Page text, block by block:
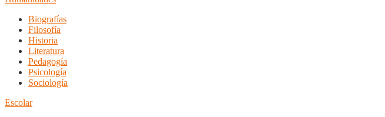
Biografías
Filosofía
Historia
Literatura
Pedagogía
Psicología
Sociología
Escolar